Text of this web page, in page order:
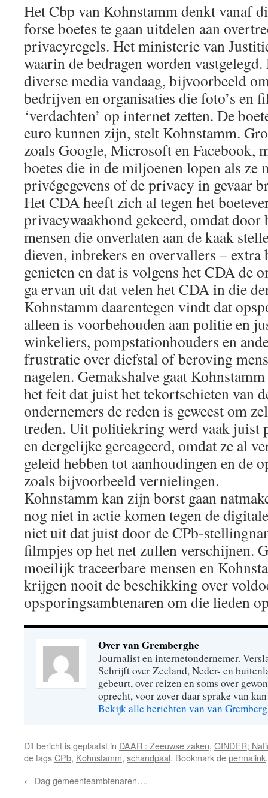
Het Cbp van Kohnstamm denkt vanaf
forse boetes te gaan uitdelen aan
privacyregels. Het ministerie van
waarin de bedragen worden
diverse media vandaag, bijvoorbeeld
bedrijven en organisaties die foto’s en
‘verdachten’ op internet zetten. De
euro kunnen zijn, stelt Kohnstamm.
zoals Google, Microsoft en Facebook,
boetes die in de miljoenen lopen als ze
privégegevens of de privacy in gevaar
Het CDA heeft zich al tegen het
privacywaakhond gekeerd, omdat door
mensen die onverlaten aan de kaak
dieven, inbrekers en overvallers – extra
genieten en dat is volgens het CDA de
ga ervan uit dat velen het CDA in die
Kohnstamm daarentegen vindt dat
alleen is voorbehouden aan politie en
winkeliers, pompstationhouders en
frustratie over diefstal of beroving
nagelen. Gemakshalve gaat
het feit dat juist het tekortschieten van
ondernemers de reden is geweest om
treden. Uit politiekring werd vaak juist
en dergelijke gereageerd, omdat ze al
geleid hebben tot aanhoudingen en de
zoals bijvoorbeeld vernielingen.
Kohnstamm kan zijn borst gaan
nog niet in actie komen tegen de
niet uit dat juist door de CPb-
filmpjes op het net zullen verschijnen.
moeilijk traceerbare mensen en
krijgen nooit de beschikking over
opsporingsambtenaren om die lieden
Over van Gremberghe
Journalist en internetondernemer.
Schrijft over Zeeland, Neder- en
gebeurt, over reizen en soms over
oprecht, voor zover daar sprake van
Bekijk alle berichten van van
Dit bericht is geplaatst in DAAR : Zeeuwse zaken, GINDER;
de tagsCPb, Kohnstamm, schandpaal. Bookmark depermalink.
← Dag gemeenteambtenaren….